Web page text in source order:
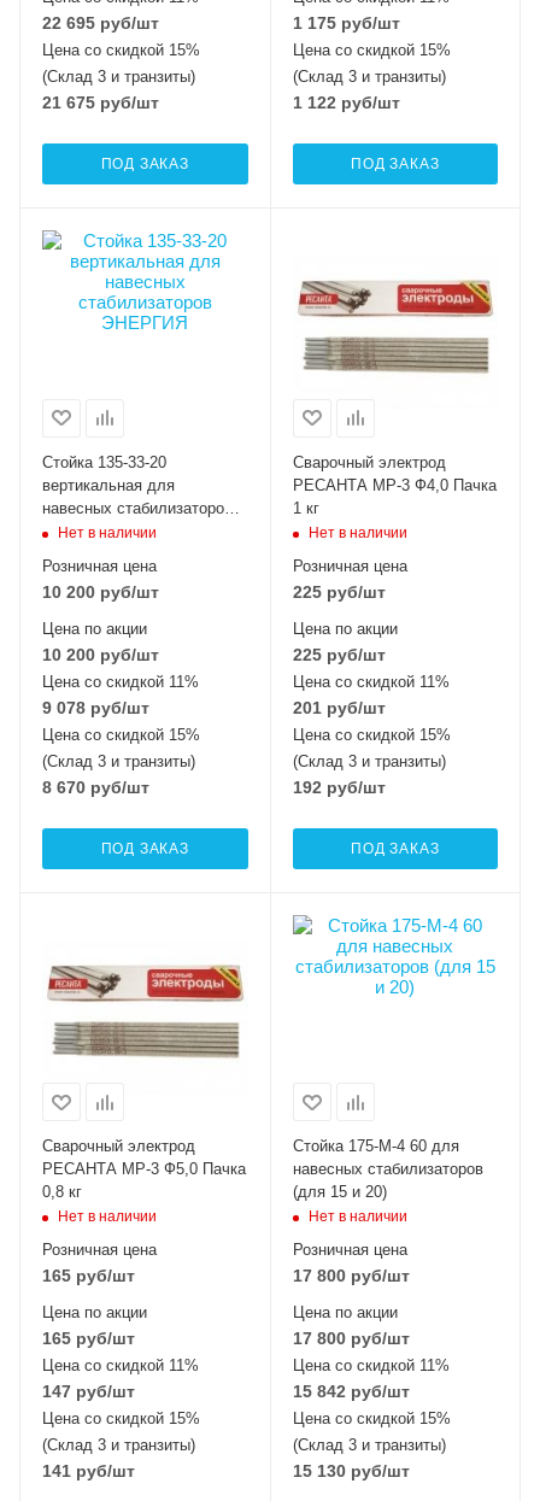
22 695 руб/шт
Цена со скидкой 15%
(Склад 3 и транзиты)
21 675 руб/шт
ПОД ЗАКАЗ
1 175руб/шт
Цена со скидкой 15%
(Склад 3 и транзиты)
1 122 руб/шт
ПОД ЗАКАЗ
Стойка 135-33-20
вертикальная для
навесных стабилизаторов
ЭНЕРГИЯ
Нет в наличии
Розничная цена
10 200 руб/шт
Цена по акции
10 200 руб/шт
Цена со скидкой 11%
9 078 руб/шт
Цена со скидкой 15%
(Склад 3 и транзиты)
8 670 руб/шт
ПОД ЗАКАЗ
Сварочный электрод
РЕСАНТА МР-3 Ф4,0 Пачка
1 кг
Нет в наличии
Розничная цена
225руб/шт
Цена по акции
225руб/шт
Цена со скидкой 11%
201руб/шт
Цена со скидкой 15%
(Склад 3 и транзиты)
192 руб/шт
ПОД ЗАКАЗ
Сварочный электрод
РЕСАНТА МР-3 Ф5,0 Пачка
0,8 кг
Нет в наличии
Розничная цена
165 руб/шт
Цена по акции
165 руб/шт
Цена со скидкой 11%
147 руб/шт
Цена со скидкой 15%
(Склад 3 и транзиты)
141 руб/шт
Стойка 175-М-4 60 для
навесных стабилизаторов
(для 15 и 20)
Нет в наличии
Розничная цена
17 800руб/шт
Цена по акции
17 800руб/шт
Цена со скидкой 11%
15 842 руб/шт
Цена со скидкой 15%
(Склад 3 и транзиты)
15 130руб/шт